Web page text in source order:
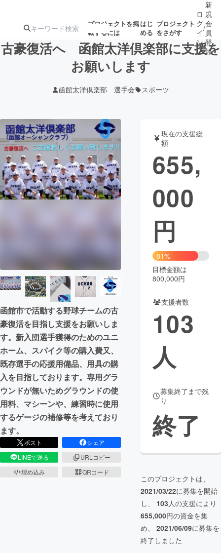
プロジェクトを掲
載するには
はじ
める
プロジェクト
をさがす
ターン
注目の新着プロ
ジェクト
募集終了が近いプ
ロジェクト
アート・写真 音楽
テクノロジー・ガジェット ゲーム・サ
映像・映画
CAMPFIRE for Social Good CAMPFIRE Creation
CAMPFIREふるさと納税machi-ya コミュニティ
ロ
グ
イ
ン
/
新
規
会
員
登
録
古豪復活へ 函館太洋倶楽部に支援を
お願いします
函館太洋倶楽部 選手会 スポーツ
函館市で活動する野球チームの古
豪復活を目指し支援をお願いしま
す。新入団選手獲得のためのユニ
ホーム、スパイク等の購入費又、
既存選手の応援用備品、用具の購
入を目指しております。専用グラ
ウンドが無いためグラウンドの使
用料、マシーンや、練習時に使用
するゲージの補修等を考えており
ます。
ポスト
シェア
LINEで送る
URLコピー
埋め込み
QRコード
現在の支援総
額
655,
000
円
81%
目標金額は
800,000円
支援者数
103
人
募集終了まで残
り
終了
このプロジェクトは、
2021/03/22に募集を開始
し、 103人の支援により
655,000円の資金を集
め、 2021/06/09に募集を
終了しました